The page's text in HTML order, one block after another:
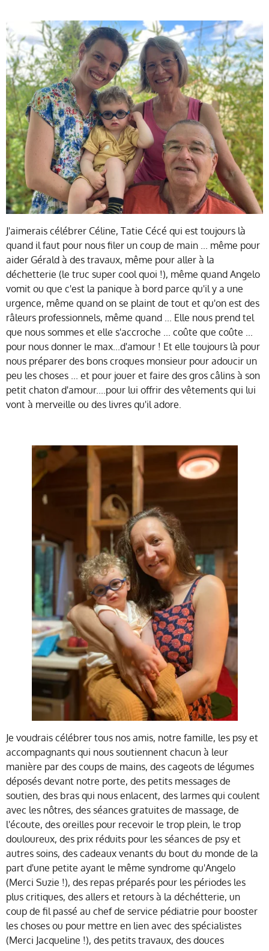
J'aimerais célébrer Céline, Tatie Cécé qui est toujours là
quand il faut pour nous filer un coup de main ... même pour
aider Gérald à des travaux, même pour aller à la
déchetterie (le truc super cool quoi !), même quand Angelo
vomit ou que c'est la panique à bord parce qu'il y a une
urgence, même quand on se plaint de tout et qu'on est des
râleurs professionnels, même quand ... Elle nous prend tel
que nous sommes et elle s'accroche ... coûte que coûte ...
pour nous donner le max...d'amour ! Et elle toujours là pour
nous préparer des bons croques monsieur pour adoucir un
peu les choses ... et pour jouer et faire des gros câlins à son
petit chaton d'amour....pour lui offrir des vêtements qui lui
vont à merveille ou des livres qu'il adore.
Je voudrais célébrer tous nos amis, notre famille, les psy et
accompagnants qui nous soutiennent chacun à leur
manière par des coups de mains, des cageots de légumes
déposés devant notre porte, des petits messages de
soutien, des bras qui nous enlacent, des larmes qui coulent
avec les nôtres, des séances gratuites de massage, de
l'écoute, des oreilles pour recevoir le trop plein, le trop
douloureux, des prix réduits pour les séances de psy et
autres soins, des cadeaux venants du bout du monde de la
part d'une petite ayant le même syndrome qu'Angelo
(Merci Suzie !), des repas préparés pour les périodes les
plus critiques, des allers et retours à la déchétterie, un
coup de fil passé au chef de service pédiatrie pour booster
les choses ou pour mettre en lien avec des spécialistes
(Merci Jacqueline !), des petits travaux, des douces